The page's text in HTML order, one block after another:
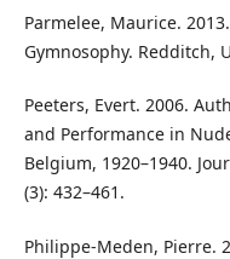
Parmelee, Maurice.
Gymnosophy. Redditch,
Peeters, Evert. 2006.
and Performance in
Belgium, 1920–1940.
(3): 432–461.
Philippe-Meden, Pierre.